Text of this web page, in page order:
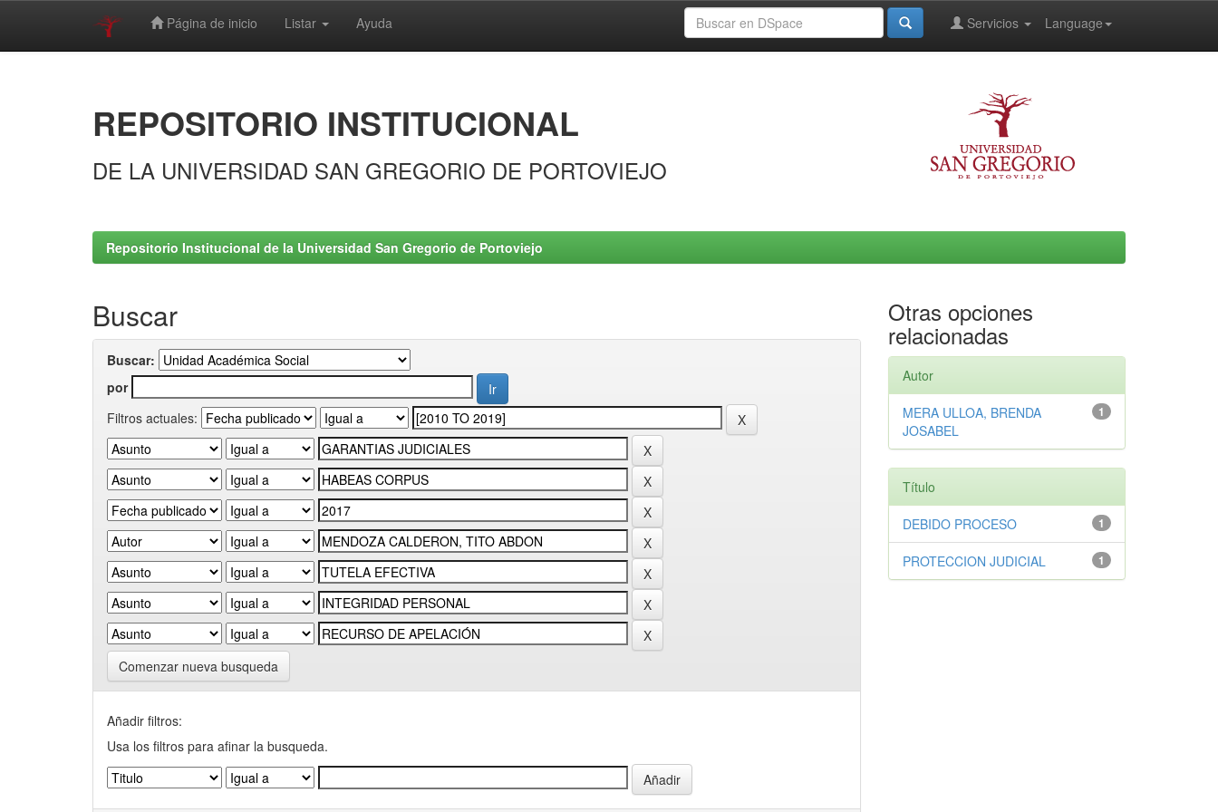
Página de inicio Listar Ayuda Language
Servicios
REPOSITORIO INSTITUCIONAL
DE LA UNIVERSIDAD SAN GREGORIO DE PORTOVIEJO
Repositorio Institucional de la Universidad San Gregorio de Portoviejo
Buscar
Buscar:
por
Filtros actuales:
Comenzar nueva busqueda
Añadir filtros:
Usa los filtros para afinar la busqueda.
Otras opciones
relacionadas
Autor
1
MERA ULLOA, BRENDA
JOSABEL
Título
1
DEBIDO PROCESO
1
PROTECCION JUDICIAL